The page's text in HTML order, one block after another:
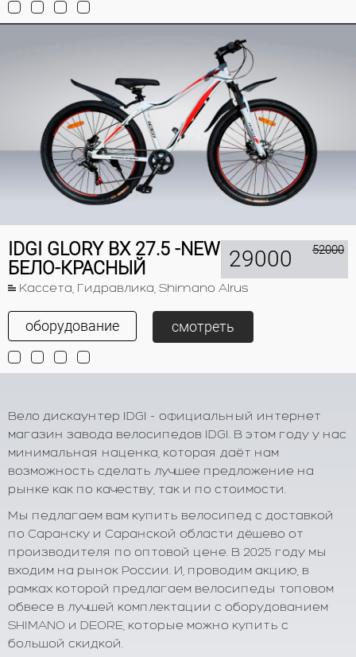
IDGI GLORY BX 27.5 -NEW
БЕЛО-КРАСНЫЙ
Кассета, Гидравлика, Shimano Alrus
29000 52000
оборудование смотреть
Вело дискаунтер IDGI - официальный интернет
магазин завода велосипедов IDGI. В этом году у нас
минимальная наценка, которая даёт нам
возможность сделать лучшее предложение на
рынке как по качеству, так и по стоимости.
Мы педлагаем вам купить велосипед с доставкой
по Саранску и Саранской области дёшево от
производителя по оптовой цене. В 2025 году мы
входим на рынок России. И, проводим акцию, в
рамках которой предлагаем велосипеды топовом
обвесе в лучшей комплектации с оборудованием
SHIMANO и DEORE, которые можно купить с
большой скидкой.